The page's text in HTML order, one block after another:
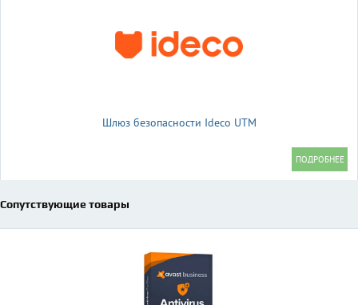
Шлюз безопасности Ideco UTM
Сопутствующие товары